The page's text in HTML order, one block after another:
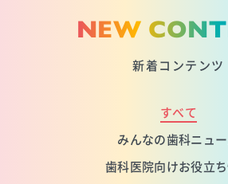
NEW
新着コンテンツ
すべて
みんなの歯科ニュー
歯科医院向けお役立